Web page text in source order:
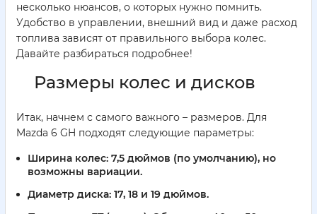
несколько нюансов, о которых нужно помнить.
Удобство в управлении, внешний вид и даже расход
топлива зависят от правильного выбора колес.
Давайте разбираться подробнее!
Размеры колес и дисков
Итак, начнем с самого важного – размеров. Для
Mazda 6 GH подходят следующие параметры:
Ширина колес: 7,5 дюймов (по умолчанию), но
возможны вариации.
Диаметр диска: 17, 18 и 19 дюймов.